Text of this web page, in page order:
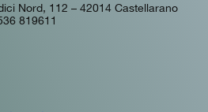
Nord, 112 – 42014 Castellarano
819611